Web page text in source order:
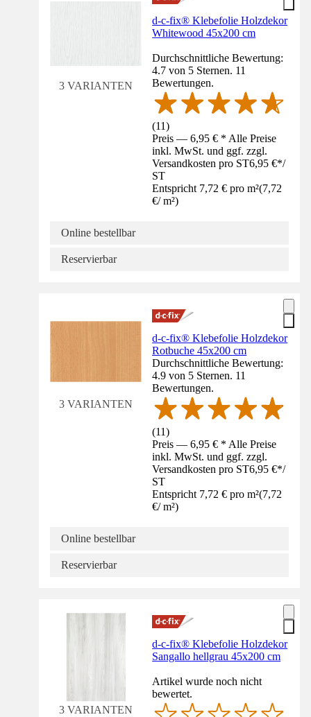
3 VARIANTEN
d-c-fix® Klebefolie Holzdekor
Whitewood 45x200 cm
Durchschnittliche Bewertung:
4.7 von 5 Sternen. 11
Bewertungen.
(11)
Preis — 6,95 € * Alle Preise
inkl. MwSt. und ggf. zzgl.
Versandkosten pro ST6,95 €*/
ST
Entspricht 7,72 € pro m²(7,72
€/ m²)
Online bestellbar
Reservierbar
3 VARIANTEN
d-c-fix® Klebefolie Holzdekor
Rotbuche 45x200 cm
Durchschnittliche Bewertung:
4.9 von 5 Sternen. 11
Bewertungen.
(11)
Preis — 6,95 € * Alle Preise
inkl. MwSt. und ggf. zzgl.
Versandkosten pro ST6,95 €*/
ST
Entspricht 7,72 € pro m²(7,72
€/ m²)
Online bestellbar
Reservierbar
3 VARIANTEN
d-c-fix® Klebefolie Holzdekor
Sangallo hellgrau 45x200 cm
Artikel wurde noch nicht
bewertet.